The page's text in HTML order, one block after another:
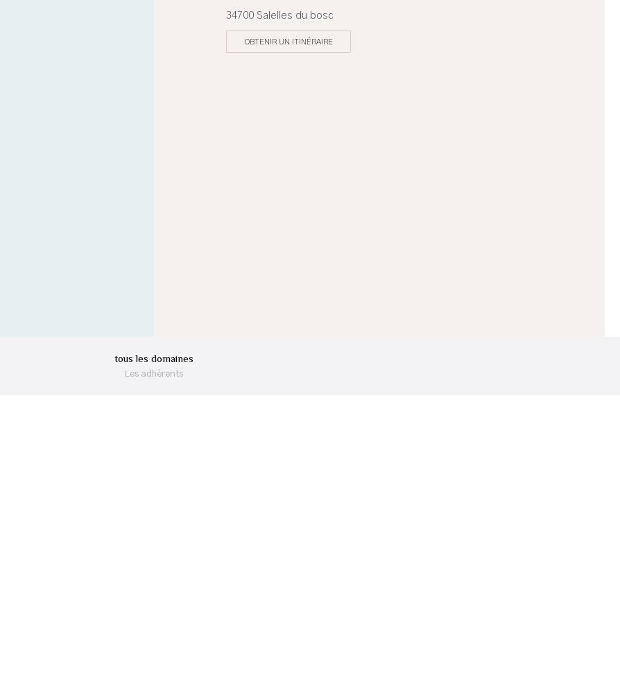
34700 Salelles du bosc
OBTENIR UN ITINÉRAIRE
tous les domaines
Les adhérents